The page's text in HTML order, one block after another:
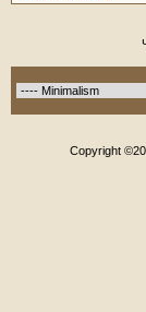
Copyright